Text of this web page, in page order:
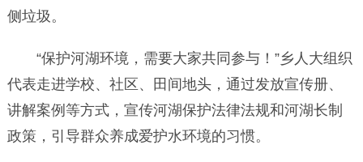
侧垃圾。
“保护河湖环境，需要大家共同参与！”乡人大组织
代表走进学校、社区、田间地头，通过发放宣传册、
讲解案例等方式，宣传河湖保护法律法规和河湖长制
政策，引导群众养成爱护水环境的习惯。